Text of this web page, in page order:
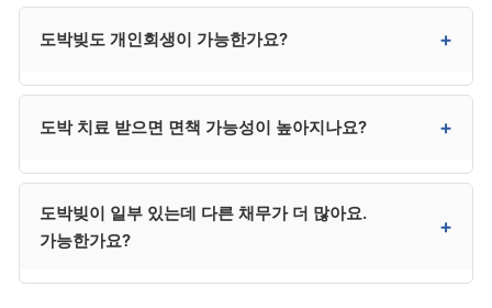
폐지된 경우 사정 변경 입증을 통해 재신청합니다. 다만
폐지될 위험이 있어, 개인파산도 함께 검토하시는 것이
안전합니다.
도박빚도 개인회생이 가능한가요? +
경우 면책이 거부될 수 있습니다. 도박 치료 의지 입증,
도박 치료 받으면 면책 가능성이 높아지나요? +
본인의 변화 의지를 입증하면 면책 가능성이 크게
높아집니다. 치료 참여 증빙은 신청 시 첨부합니다.
도박빚이 일부 있는데 다른 채무가 더 많아요.
가능한가요?
+